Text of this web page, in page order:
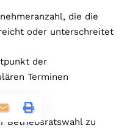
die die
oder unterschreitet
der
Terminen
Betriebsratswahl zu